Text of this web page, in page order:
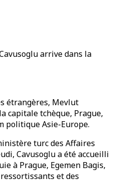
arrive dans la
étrangères, Mevlut
capitale tchèque, Prague,
politique Asie-Europe.
turc des Affaires
Cavusoglu a été accueilli
à Prague, Egemen Bagis,
et des